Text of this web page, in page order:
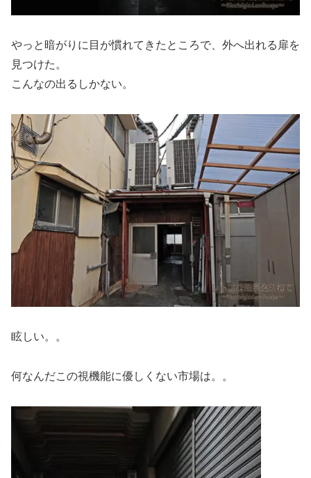
やっと暗がりに目が慣れてきたところで、外へ出れる扉を
見つけた。
こんなの出るしかない。
眩しい。。
何なんだこの視機能に優しくない市場は。。